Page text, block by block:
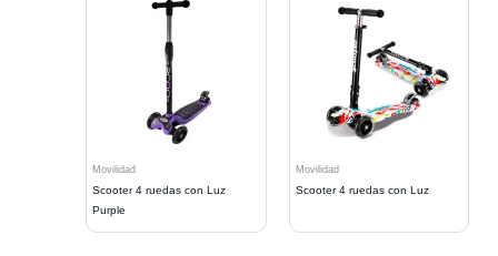
Movilidad
Scooter 4 ruedas con Luz
Purple
Movilidad
Scooter 4 ruedas con Luz